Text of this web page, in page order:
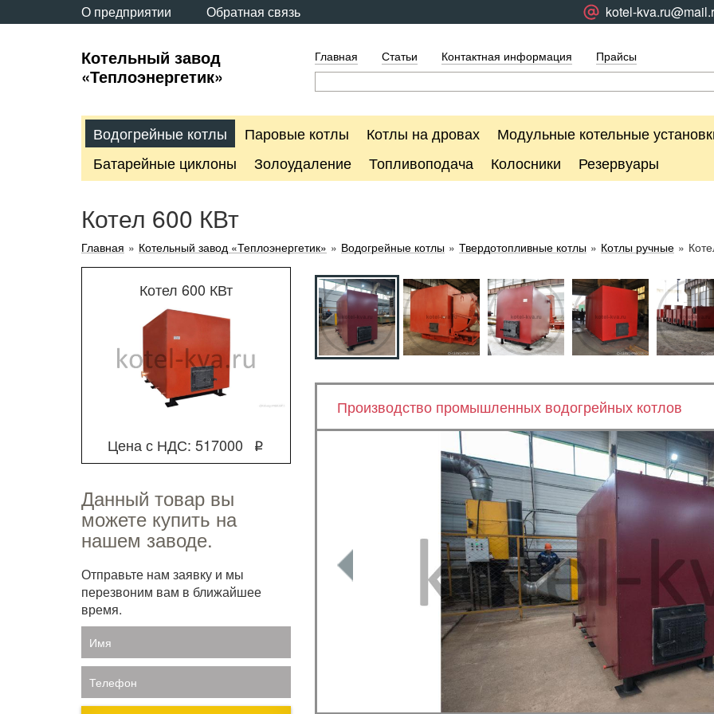
О предприятии Обратная связь kotel-
Котельный завод
«Теплоэнергетик»
Главная Статьи Контактная информация Прайсы
Водогрейные котлы Паровые котлы Котлы на дровах
Модульные котельные
Батарейные циклоны
Золоудаление Топливоподача Колосники Резервуары
Котел 600 КВт
Главная » Котельный завод «Теплоэнергетик» » Водогрейные котлы » Твердотопливные котлы » Котлы ручные »
Котел 600 КВт
Цена с НДС: 517000 q
Данный товар вы
можете купить на
нашем заводе.
Отправьте нам заявку и мы
перезвоним вам в ближайшее
время.
Имя
Телефон
Производство промышленных водогрейных котлов